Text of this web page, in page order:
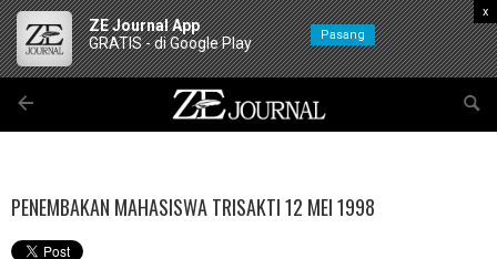
ZE Journal App
GRATIS - di Google Play
x
Pasang
PENEMBAKAN MAHASISWA TRISAKTI 12 MEI 1998